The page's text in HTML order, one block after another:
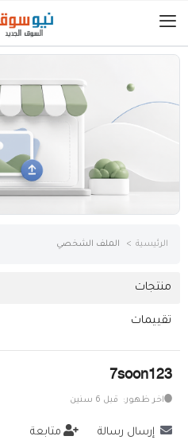
الرئيسية
جوالات أجهزة لوحية
أثاث وديكورات
خدمات
الرئيسية الملف الشخصي
منتجات
تقييمات
7soon123
اخر ظهور: قبل 6 سنين
إرسال رسالة متابعة